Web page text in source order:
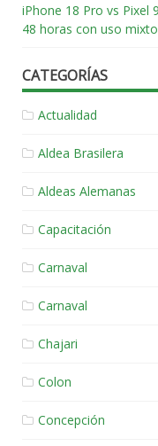
iPhone 18 Pro vs Pixel
48 horas con uso
CATEGORÍAS
Actualidad
Aldea Brasilera
Aldeas Alemanas
Capacitación
Carnaval
Carnaval
Chajari
Colon
Concepción